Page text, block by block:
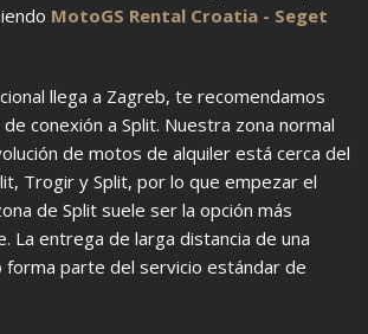
MotoGS Rental Croatia - Seget
llega a Zagreb, te recomendamos
conexión a Split. Nuestra zona normal
de motos de alquiler está cerca del
Trogir y Split, por lo que empezar el
de Split suele ser la opción más
La entrega de larga distancia de una
forma parte del servicio estándar de